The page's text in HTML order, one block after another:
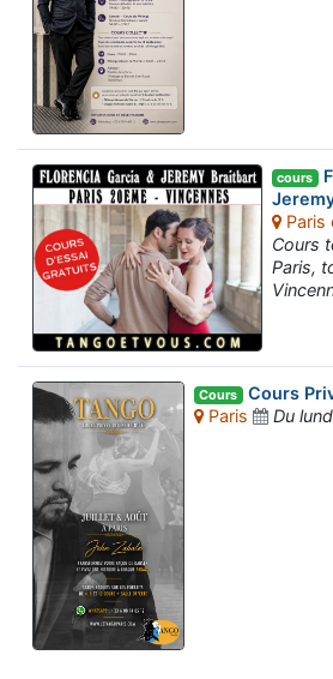
cours
Paris
Cours
Paris,
Cours Cours
Paris
Du